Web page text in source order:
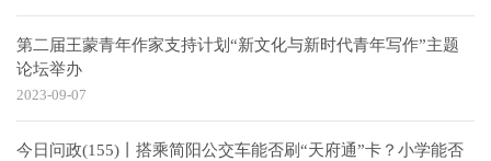
第二届王蒙青年作家支持计划“新文化与新时代青年写作”主题
论坛举办
2023-09-07
今日问政(155)丨搭乘简阳公交车能否刷“天府通”卡？小学能否